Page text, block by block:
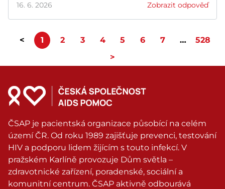
16. 6. 2026 Zobrazit odpověď
< 1 2 3 4 5 6 7 …
528
>
ČSAP je pacientská organizace působící na celém
území ČR. Od roku 1989 zajišťuje prevenci, testování
HIV a podporu lidem žijícím s touto infekcí. V
pražském Karlíně provozuje Dům světla –
zdravotnické zařízení, poradenské, sociální a
komunitní centrum. ČSAP aktivně odbourává